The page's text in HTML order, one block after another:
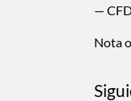
—
Nota